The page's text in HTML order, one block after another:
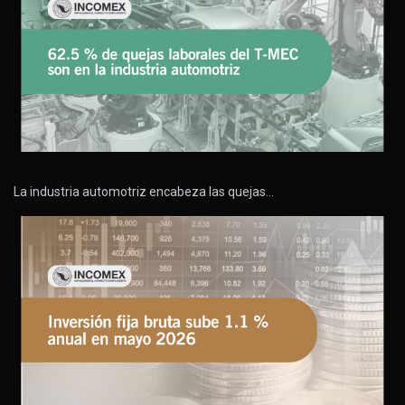
La industria automotriz encabeza las quejas…